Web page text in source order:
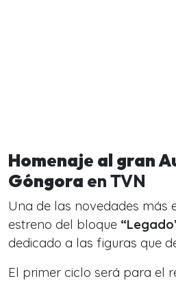
Homenaje al gran
Góngora en TVN
Una de las novedades más
estreno del bloque
dedicado a las figuras que
El primer ciclo será para el